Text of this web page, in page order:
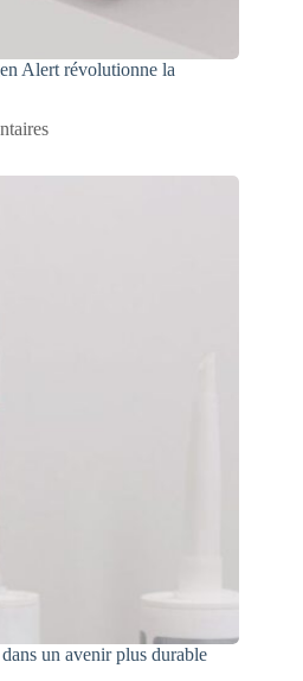
Alert révolutionne la
un avenir plus durable